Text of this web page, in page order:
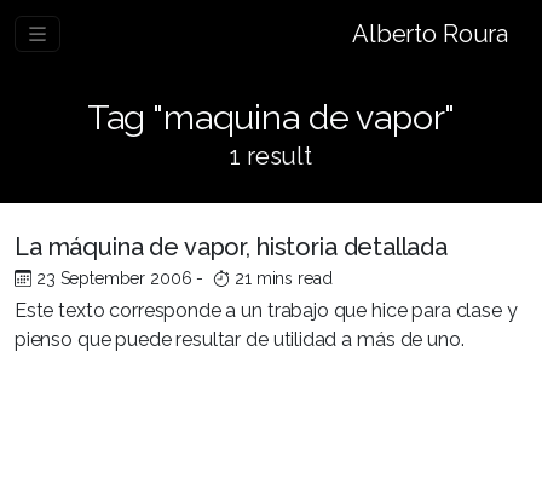
Alberto Roura
Tag "maquina de vapor"
1 result
La máquina de vapor, historia detallada
23 September 2006 - 21 mins read
Este texto corresponde a un trabajo que hice para clase y
pienso que puede resultar de utilidad a más de uno.